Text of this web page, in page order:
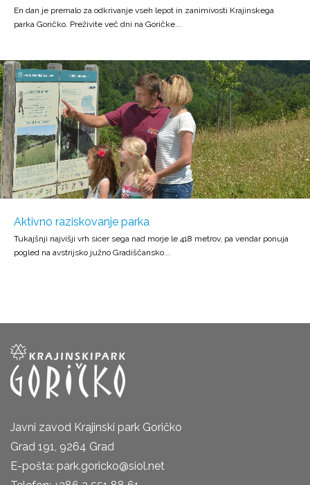
En dan je premalo za odkrivanje vseh lepot in zanimivosti Krajinskega
parka Goričko. Preživite več dni na Goričke...
Aktivno raziskovanje parka
Tukajšnji najvišji vrh sicer sega nad morje le 418 metrov, pa vendar ponuja
pogled na avstrijsko južno Gradiščansko...
Javni zavod Krajinski park Goričko
Grad 191, 9264 Grad
E-pošta: park.goricko@siol.net